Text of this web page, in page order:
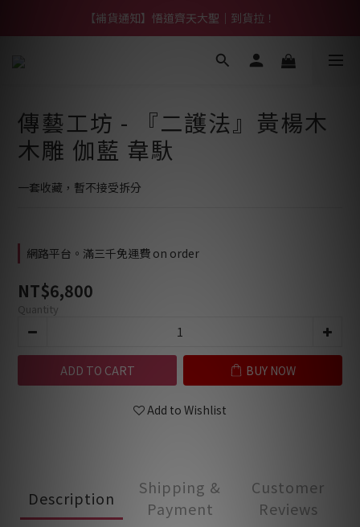
【熱門】馬上有系列！四種寶物幫你財運「轉」進來
【補貨通知】悟道齊天大聖｜到貨拉！
【熱門】馬上有系列！四種寶物幫你財運「轉」進來
傳藝工坊 - 『二護法』黃楊木
木雕 伽藍 韋馱
一套收藏，暫不接受拆分
網路平台。滿三千免運費 on order
NT$6,800
Quantity
ADD TO CART BUY NOW
Add to Wishlist
Description
Shipping &
Payment
Customer
Reviews